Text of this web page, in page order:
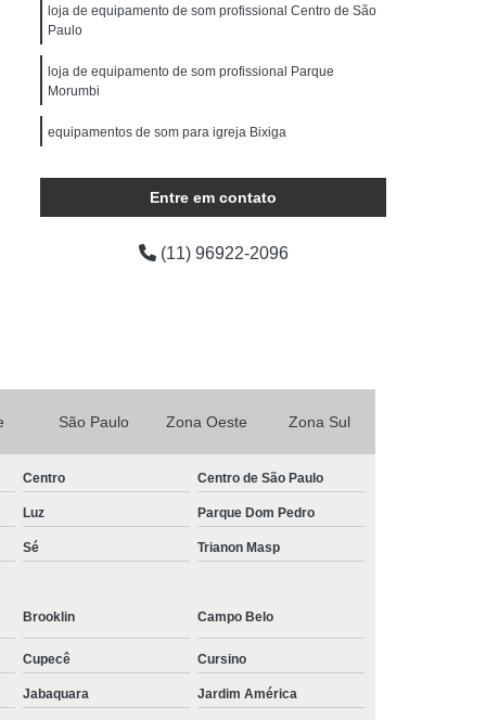
Feminina
Locução para Comercial
Profissional
de Locução
Fazer Mixagem de Músicas
Produtora de áudio Estudio
Produtora de Som
Produtora Som
loja de equipamento de som profissional Centro de São
Paulo
loja de equipamento de som profissional Parque
Morumbi
equipamentos de som para igreja Bixiga
Entre em contato
(11) 96922-2096
São Paulo Zona Oeste Zona Sul
Centro Centro de São Paulo
Luz Parque Dom Pedro
Sé Trianon Masp
Brooklin Campo Belo
Cupecê Cursino
Jabaquara Jardim América